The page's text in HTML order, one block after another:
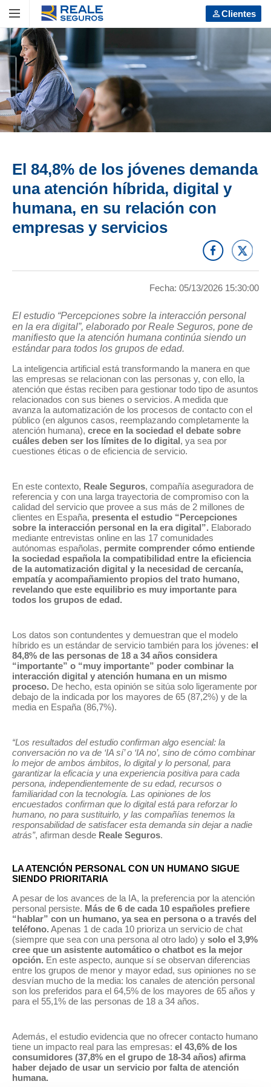
VOLVER
Ver todos
LOS SEGUROS
Particulares
VOLVER
Ver todos
Particulares
Coche
Moto
Hogar
Salud
Caza y pesca
CALCULA TU PRESUPUESTO
en apenas unos minutos
Empresas, PYMES y autónomos
VOLVER
Ver todos
Empresas, PYMES y autónomos
Coche
Moto
Hogar
Salud
Caza y pesca
CALCULA TU PRESUPUESTO
en apenas unos minutos
Clientes
El 84,8% de los jóvenes demanda
una atención híbrida, digital y
humana, en su relación con
empresas y servicios
Fecha: 05/13/2026 15:30:00
El estudio “Percepciones sobre la interacción personal
en la era digital”, elaborado por Reale Seguros, pone de
manifiesto que la atención humana continúa siendo un
estándar para todos los grupos de edad.
La inteligencia artificial está transformando la manera en que
las empresas se relacionan con las personas y, con ello, la
atención que éstas reciben para gestionar todo tipo de asuntos
relacionados con sus bienes o servicios. A medida que
avanza la automatización de los procesos de contacto con el
público (en algunos casos, reemplazando completamente la
atención humana), crece en la sociedad el debate sobre
cuáles deben ser los límites de lo digital, ya sea por
cuestiones éticas o de eficiencia de servicio.
En este contexto, Reale Seguros, compañía aseguradora de
referencia y con una larga trayectoria de compromiso con la
calidad del servicio que provee a sus más de 2 millones de
clientes en España, presenta el estudio “Percepciones
sobre la interacción personal en la era digital”. Elaborado
mediante entrevistas online en las 17 comunidades
autónomas españolas, permite comprender cómo entiende
la sociedad española la compatibilidad entre la eficiencia
de la automatización digital y la necesidad de cercanía,
empatía y acompañamiento propios del trato humano,
revelando que este equilibrio es muy importante para
todos los grupos de edad.
Los datos son contundentes y demuestran que el modelo
híbrido es un estándar de servicio también para los jóvenes: el
84,8% de las personas de 18 a 34 años considera
“importante” o “muy importante” poder combinar la
interacción digital y atención humana en un mismo
proceso. De hecho, esta opinión se sitúa solo ligeramente por
debajo de la indicada por los mayores de 65 (87,2%) y de la
media en España (86,7%).
“Los resultados del estudio confirman algo esencial: la
conversación no va de ‘IA sí’ o ‘IA no’, sino de cómo combinar
lo mejor de ambos ámbitos, lo digital y lo personal, para
garantizar la eficacia y una experiencia positiva para cada
persona, independientemente de su edad, recursos o
familiaridad con la tecnología. Las opiniones de los
encuestados confirman que lo digital está para reforzar lo
humano, no para sustituirlo, y las compañías tenemos la
responsabilidad de satisfacer esta demanda sin dejar a nadie
atrás”, afirman desde Reale Seguros.
LA ATENCIÓN PERSONAL CON UN HUMANO SIGUE
SIENDO PRIORITARIA
A pesar de los avances de la IA, la preferencia por la atención
personal persiste. Más de 6 de cada 10 españoles prefiere
“hablar” con un humano, ya sea en persona o a través del
teléfono. Apenas 1 de cada 10 prioriza un servicio de chat
(siempre que sea con una persona al otro lado) y solo el 3,9%
cree que un asistente automático o chatbot es la mejor
opción. En este aspecto, aunque sí se observan diferencias
entre los grupos de menor y mayor edad, sus opiniones no se
desvían mucho de la media: los canales de atención personal
son los preferidos para el 64,5% de los mayores de 65 años y
para el 55,1% de las personas de 18 a 34 años.
Además, el estudio evidencia que no ofrecer contacto humano
tiene un impacto real para las empresas: el 43,6% de los
consumidores (37,8% en el grupo de 18-34 años) afirma
haber dejado de usar un servicio por falta de atención
humana.